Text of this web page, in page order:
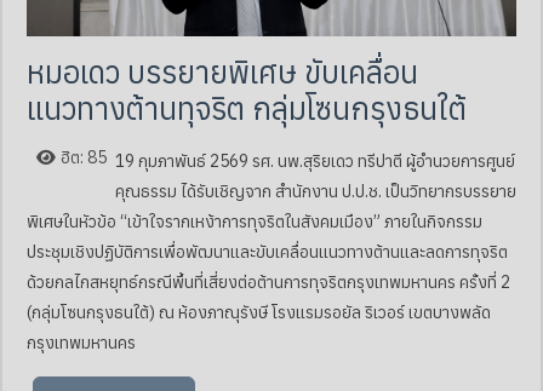
หมอเดว บรรยายพิเศษ ขับเคลื่อน
แนวทางต้านทุจริต กลุ่มโซนกรุงธนใต้
ฮิต: 85 19 กุมภาพันธ์ 2569 รศ. นพ.สุริยเดว ทรีปาตี ผู้อำนวยการศูนย์
คุณธรรม ได้รับเชิญจาก สำนักงาน ป.ป.ช. เป็นวิทยากรบรรยาย
พิเศษในหัวข้อ “เข้าใจรากเหง้าการทุจริตในสังคมเมือง” ภายในกิจกรรม
ประชุมเชิงปฏิบัติการเพื่อพัฒนาและขับเคลื่อนแนวทางต้านและลดการทุจริต
ด้วยกลไกสหยุทธ์กรณีพื้นที่เสี่ยงต่อต้านการทุจริตกรุงเทพมหานคร ครั้งที่ 2
(กลุ่มโซนกรุงธนใต้) ณ ห้องภาณุรังษี โรงแรมรอยัล ริเวอร์ เขตบางพลัด
กรุงเทพมหานคร